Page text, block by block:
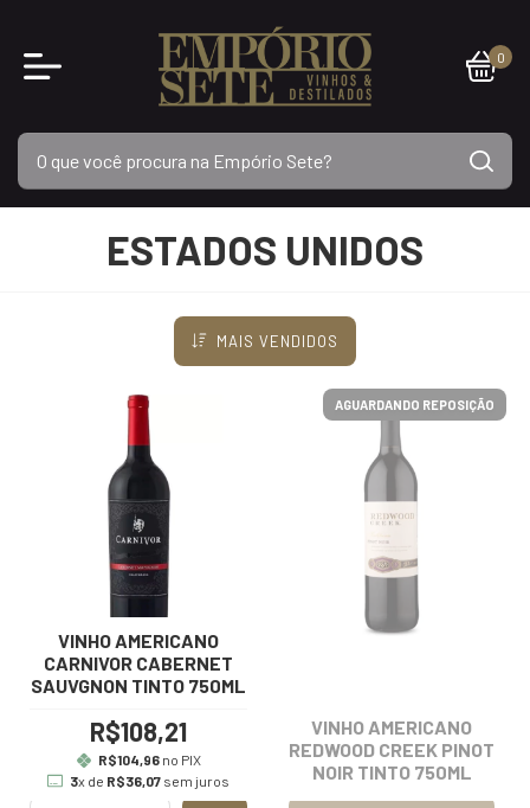
0
ESTADOS UNIDOS
MAIS VENDIDOS
VINHO AMERICANO
CARNIVOR CABERNET
SAUVGNON TINTO 750ML
R$108,21
R$104,96no PIX
3x de R$36,07 sem juros
AGUARDANDO REPOSIÇÃO
VINHO AMERICANO
REDWOOD CREEK PINOT
NOIR TINTO 750ML